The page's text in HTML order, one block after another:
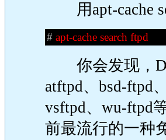
用apt-cache
#apt-cache search ftpd
你会发现，
atftpd、bsd-ftpd
vsftpd、wu-ftpd
前最流行的一种